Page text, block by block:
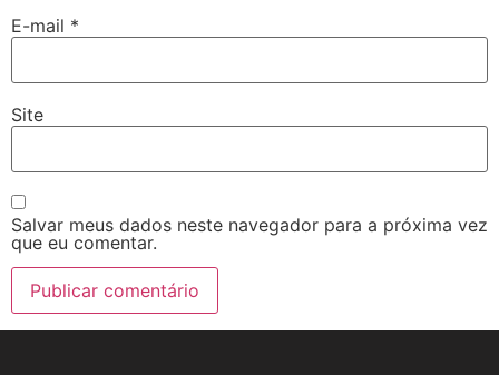
E-mail *
Site
Salvar meus dados neste navegador para a próxima vez
que eu comentar.